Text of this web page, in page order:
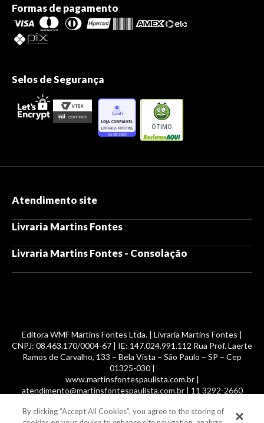
Formas de pagamento
Selos de Segurança
ÓTIMO
Atendimento site
Livraria Martins Fontes
Livraria Martins Fontes - Consolação
Editora WMF Martins Fontes Ltda. | Livraria Martins Fontes |
CNPJ: 08.463.170/0004-67 | IE: 147.024.991.112 Rua Prof. Laerte
Ramos de Carvalho, 133 – Bela Vista – São Paulo – SP – Cep
01325-030 |
www.martinsfontespaulista.com.br |
atendimento@martinsfontespaulista.com.br | 11 3292-2660
© 2014 -2026, MartinsFontes livros nacionais e importados,
By clicking “Accept All Cookies”, you agree to the storing of